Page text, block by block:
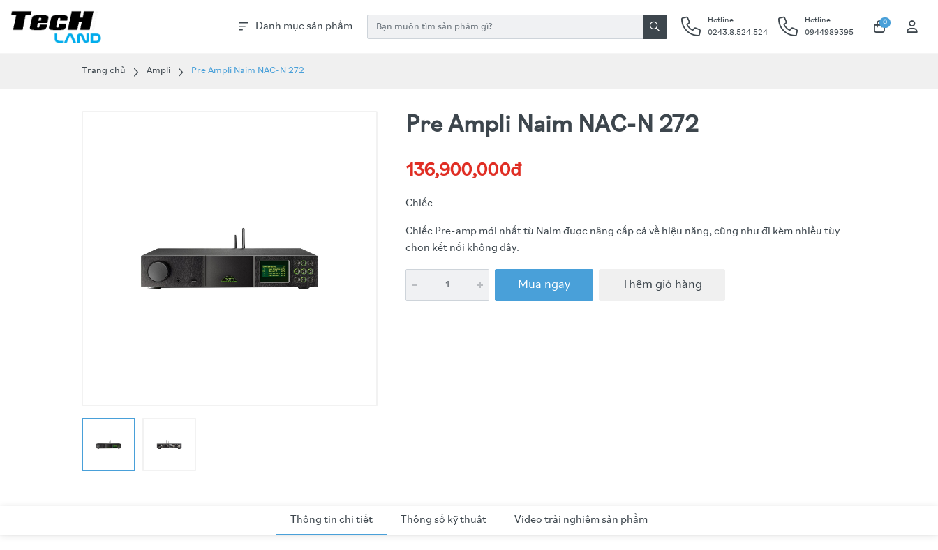
Danh mục sản phẩm
Hotline
0243.8.524.524
Hotline
0944989395
0
Trang chủ Ampli Pre Ampli Naim NAC-N 272
Pre Ampli Naim NAC-N 272
136,900,000đ
Chiếc
Chiếc Pre-amp mới nhất từ Naim được nâng cấp cả về hiệu năng, cũng như đi kèm nhiều tùy
chọn kết nối không dây.
Mua ngay Thêm giỏ hàng
Thông tin chi tiết Thông số kỹ thuật Video trải nghiệm sản phẩm